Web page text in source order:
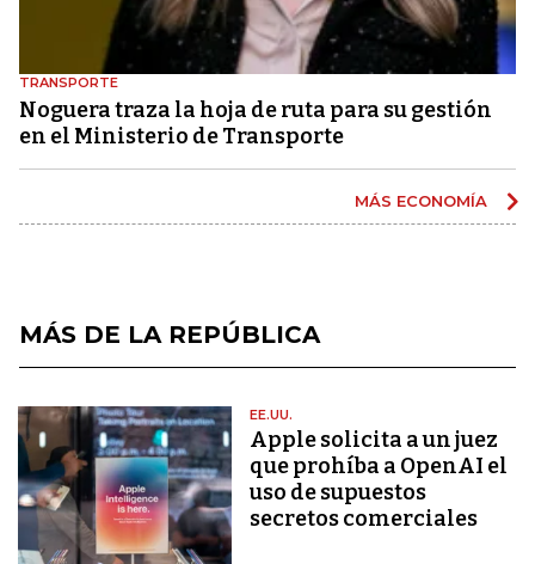
TRANSPORTE
Noguera traza la hoja de ruta para su gestión
en el Ministerio de Transporte
MÁS ECONOMÍA
MÁS DE LA REPÚBLICA
EE.UU.
Apple solicita a un juez
que prohíba a OpenAI el
uso de supuestos
secretos comerciales